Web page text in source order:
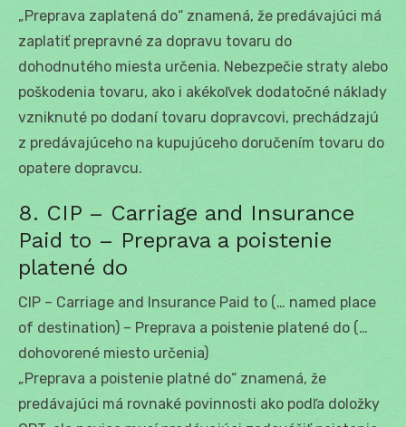
„Preprava zaplatená do“ znamená, že predávajúci má
zaplatiť prepravné za dopravu tovaru do
dohodnutého miesta určenia. Nebezpečie straty alebo
poškodenia tovaru, ako i akékoľvek dodatočné náklady
vzniknuté po dodaní tovaru dopravcovi, prechádzajú
z predávajúceho na kupujúceho doručením tovaru do
opatere dopravcu.
8. CIP – Carriage and Insurance
Paid to – Preprava a poistenie
platené do
CIP – Carriage and Insurance Paid to (… named place
of destination) – Preprava a poistenie platené do (…
dohovorené miesto určenia)
„Preprava a poistenie platné do“ znamená, že
predávajúci má rovnaké povinnosti ako podľa doložky